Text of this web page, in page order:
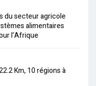
du secteur agricole
alimentaires
l’Afrique
Km, 10 régions à